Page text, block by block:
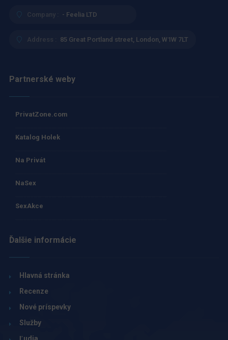
Company : - Feelia LTD
Address : 85 Great Portland street, London, W1W 7LT
Partnerské weby
PrivatZone.com
Katalog Holek
Na Privát
NaSex
SexAkce
Ďalšie informácie
Hlavná stránka
Recenze
Nové príspevky
Služby